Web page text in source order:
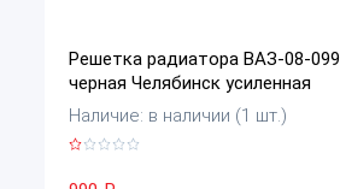
Решетка радиатора ВАЗ-08-099
черная Челябинск усиленная
Наличие: в наличии (1 шт.)